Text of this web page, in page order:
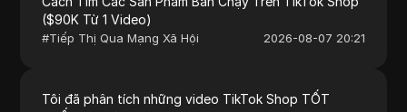
($90K Từ 1 Video)
#Tiếp Thị Qua Mạng Xã Hội 2026-08-07 20:21
Tôi đã phân tích những video TikTok Shop TỐT